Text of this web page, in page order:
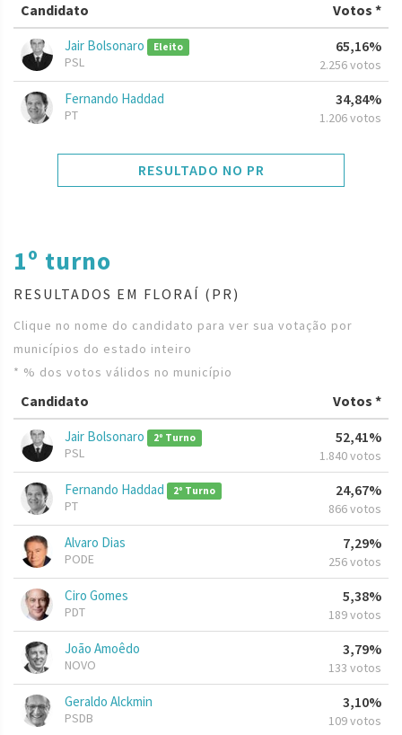
Candidato Votos *
Jair Bolsonaro Eleito
PSL
65,16%
2.256 votos
Fernando Haddad
PT
34,84%
1.206 votos
RESULTADO NO PR
1º turno
RESULTADOS EM FLORAÍ (PR)
Clique no nome do candidato para ver sua votação por
municípios do estado inteiro
* % dos votos válidos no município
Candidato Votos *
Jair Bolsonaro 2º Turno
PSL
52,41%
1.840 votos
Fernando Haddad 2º Turno
PT
24,67%
866 votos
Alvaro Dias
PODE
7,29%
256 votos
Ciro Gomes
PDT
5,38%
189 votos
João Amoêdo
NOVO
3,79%
133 votos
Geraldo Alckmin
PSDB
3,10%
109 votos